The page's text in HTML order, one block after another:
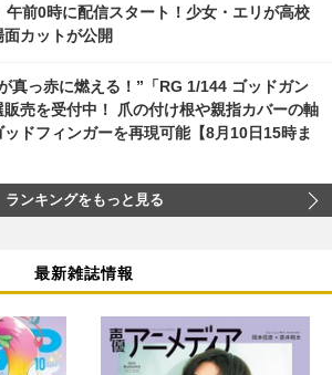
午前0時に配信スタート！少女・エリが高校
カットが公開
真っ赤に燃える！”「RG 1/144 ゴッドガン
販売を受付中！ 爪の付け根や親指カバーの軸
ドフィンガーを再現可能【8月10日15時ま
ランキングをもっと見る
最新雑誌情報